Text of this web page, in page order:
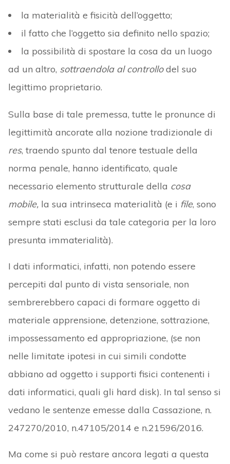
la materialità e fisicità dell’oggetto;
il fatto che l’oggetto sia definito nello spazio;
la possibilità di spostare la cosa da un luogo
ad un altro, sottraendola al controllodel suo
legittimo proprietario.
Sulla base di tale premessa, tutte le pronunce di
legittimità ancorate alla nozione tradizionale di
res, traendo spunto dal tenore testuale della
norma penale, hanno identificato, quale
necessario elemento strutturale della cosa
mobile,la sua intrinseca materialità (e i file, sono
sempre stati esclusi da tale categoria per la loro
presunta immaterialità).
I dati informatici, infatti, non potendo essere
percepiti dal punto di vista sensoriale, non
sembrerebbero capaci di formare oggetto di
materiale apprensione, detenzione, sottrazione,
impossessamento ed appropriazione, (se non
nelle limitate ipotesi in cui simili condotte
abbiano ad oggetto i supporti fisici contenenti i
dati informatici, quali gli hard disk). In tal senso si
vedano le sentenze emesse dalla Cassazione, n.
247270/2010, n.47105/2014 e n.21596/2016.
Ma come si può restare ancora legati a questa